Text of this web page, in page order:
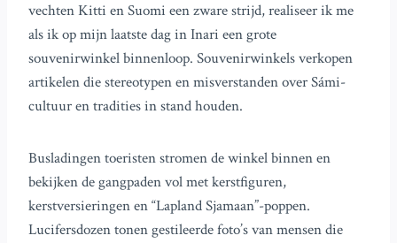
vechten Kitti en Suomi een zware strijd, realiseer ik me
als ik op mijn laatste dag in Inari een grote
souvenirwinkel binnenloop. Souvenirwinkels verkopen
artikelen die stereotypen en misverstanden over Sámi-
cultuur en tradities in stand houden.
Busladingen toeristen stromen de winkel binnen en
bekijken de gangpaden vol met kerstfiguren,
kerstversieringen en “Lapland Sjamaan”-poppen.
Lucifersdozen tonen gestileerde foto’s van mensen die